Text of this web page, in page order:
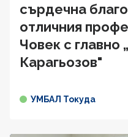
сърдечна
отличния
Човек с главно
Карагьозов"
УМБАЛ Токуда